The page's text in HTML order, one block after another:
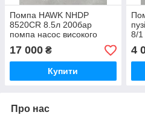
Помпа HAWK NHDP
8520CR 8.5л 200бар
помпа насос високого
тиску
17 000 ₴
Купити
8/1
4
Про нас